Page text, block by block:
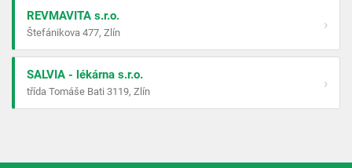
REVMAVITA s.r.o.
Štefánikova 477, Zlín
›
SALVIA - lékárna s.r.o.
třída Tomáše Bati 3119, Zlín
›